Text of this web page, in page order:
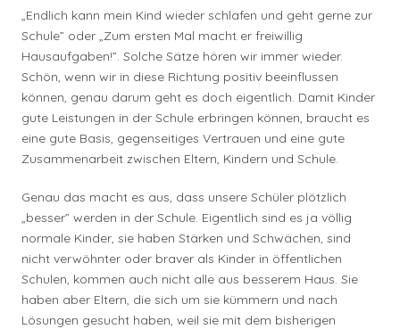
„Endlich kann mein Kind wieder schlafen und geht gerne zur
Schule” oder „Zum ersten Mal macht er freiwillig
Hausaufgaben!”. Solche Sätze hören wir immer wieder.
Schön, wenn wir in diese Richtung positiv beeinflussen
können, genau darum geht es doch eigentlich. Damit Kinder
gute Leistungen in der Schule erbringen können, braucht es
eine gute Basis, gegenseitiges Vertrauen und eine gute
Zusammenarbeit zwischen Eltern, Kindern und Schule.
Genau das macht es aus, dass unsere Schüler plötzlich
„besser” werden in der Schule. Eigentlich sind es ja völlig
normale Kinder, sie haben Stärken und Schwächen, sind
nicht verwöhnter oder braver als Kinder in öffentlichen
Schulen, kommen auch nicht alle aus besserem Haus. Sie
haben aber Eltern, die sich um sie kümmern und nach
Lösungen gesucht haben, weil sie mit dem bisherigen